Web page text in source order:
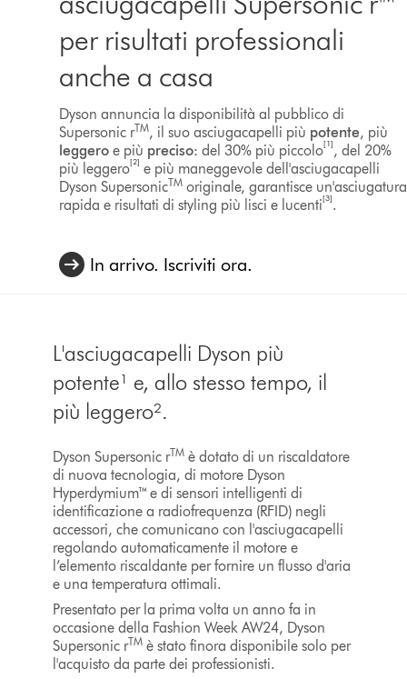
per risultati professionali
anche a casa
Dyson annuncia la disponibilità al pubblico di
Supersonic rTM, il suo asciugacapelli più potente, più
leggero e più preciso: del 30% più piccolo[1], del 20%
più leggero[2] e più maneggevole dell'asciugacapelli
Dyson SupersonicTM originale, garantisce un'asciugatura
rapida e risultati di styling più lisci e lucenti[3].
In arrivo. Iscriviti ora.
L'asciugacapelli Dyson più
potente¹ e, allo stesso tempo, il
più leggero².
Dyson Supersonic rTMè dotato di un riscaldatore
di nuova tecnologia, di motore Dyson
Hyperdymium™ e di sensori intelligenti di
identificazione a radiofrequenza (RFID) negli
accessori, che comunicano con l'asciugacapelli
regolando automaticamente il motore e
l’elemento riscaldante per fornire un flusso d'aria
e una temperatura ottimali.
Presentato per la prima volta un anno fa in
occasione della Fashion Week AW24, Dyson
Supersonic rTMè stato finora disponibile solo per
l'acquisto da parte dei professionisti.